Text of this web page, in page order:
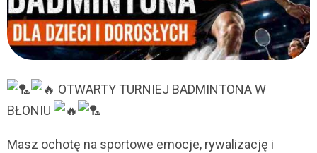
OTWARTY TURNIEJ BADMINTONA W
BŁONIU
Masz ochotę na sportowe emocje, rywalizację i